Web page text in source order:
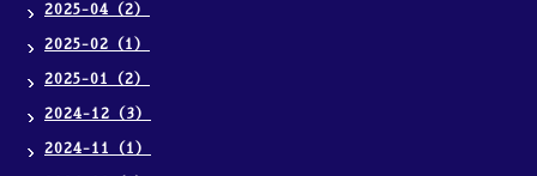
2025-04（2）
2025-02（1）
2025-01（2）
2024-12（3）
2024-11（1）